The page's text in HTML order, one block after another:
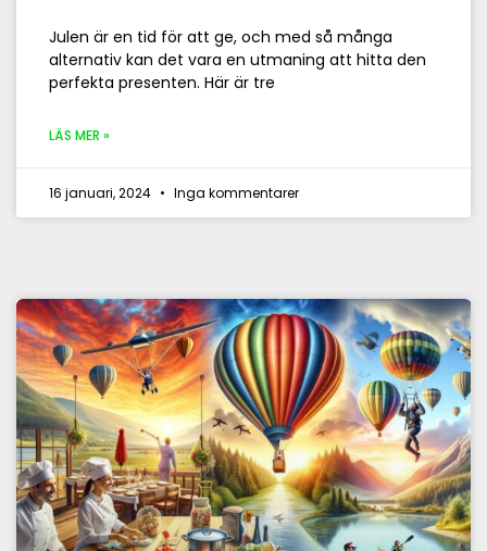
Julen är en tid för att ge, och med så många
alternativ kan det vara en utmaning att hitta den
perfekta presenten. Här är tre
LÄS MER »
16 januari, 2024 Inga kommentarer